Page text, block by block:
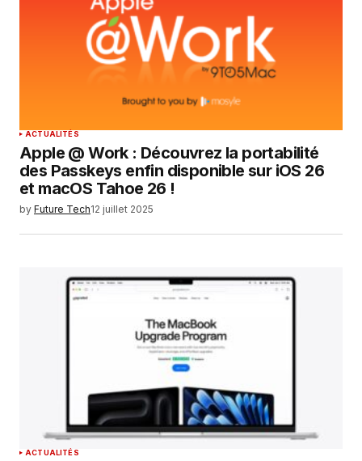
Enregistrer mon nom, mon e-mail et mon
site dans le navigateur pour mon prochain
commentaire.
SUBMIT COMMENT
ACTUALITÉS
Apple @ Work : Découvrez la portabilité
des Passkeys enfin disponible sur iOS 26
et macOS Tahoe 26 !
by Future Tech12 juillet 2025
ACTUALITÉS